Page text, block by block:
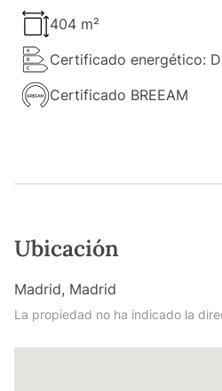
404 m²
Certificado energético: D
Certificado BREEAM
Ubicación
Madrid, Madrid
La propiedad no ha indicado la